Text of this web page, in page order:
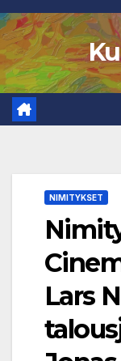
Skip
to
content
NIMITYKSET
Lars